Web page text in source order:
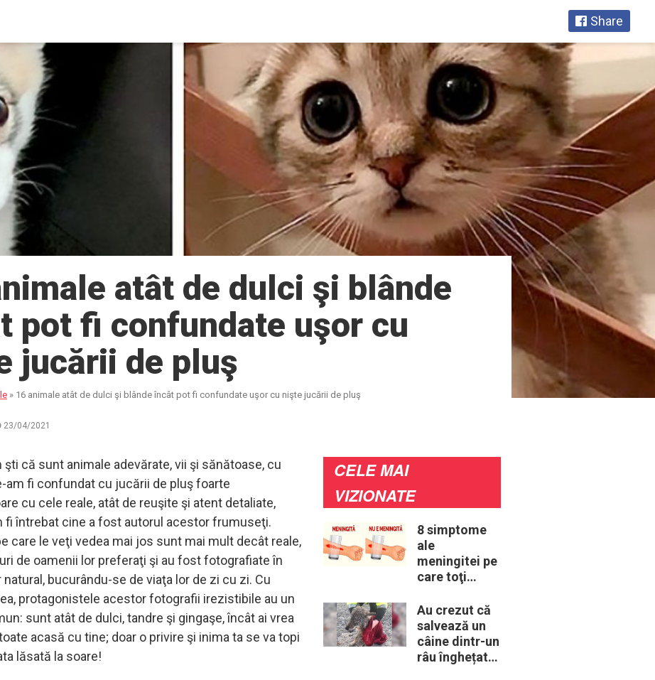
Share
atât de dulci şi blânde
pot fi confundate uşor cu
jucării de pluş
» 16 animale atât de dulci şi blânde încât pot fi confundate uşor cu nişte jucării de pluş
23/04/2021
şti că sunt animale adevărate, vii şi sănătoase, cu
am fi confundat cu jucării de pluş foarte
cu cele reale, atât de reuşite şi atent detaliate,
fi întrebat cine a fost autorul acestor frumuseţi.
care le veţi vedea mai jos sunt mai mult decât reale,
de oamenii lor preferaţi şi au fost fotografiate în
natural, bucurându-se de viaţa lor de zi cu zi. Cu
protagonistele acestor fotografii irezistibile au un
sunt atât de dulci, tandre şi gingaşe, încât ai vrea
acasă cu tine; doar o privire şi inima ta se va topi
lăsată la soare!
CELE MAI
VIZIONATE
8 simptome
ale
meningitei pe
care toţi
trebui să le
cunoască
Au crezut că
salvează un
câine dintr-un
râu înghețat: